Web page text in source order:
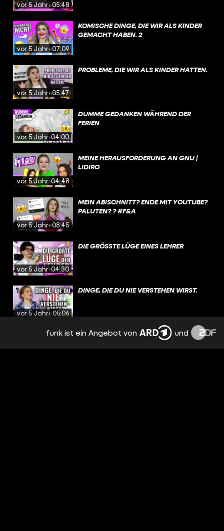
vor 5 Jahren05:48
vor 5 Jahren07:09
KOMISCHE DINGE, DIE WIR ALS KINDER
GEMACHT HABEN. 2
vor 5 Jahren05:47
PROBLEME, DIE WIR ALS KINDER HATTEN.
vor 5 Jahren04:00
DUMME GEDANKEN WÄHREND DER
FERIEN
vor 5 Jahren04:48
MEINE HERAUSFORDERUNG AN GNU |
LIDIRO
vor 5 Jahren08:45
MEIN ABISCHNITT? ENDE MIT YOUTUBE?
PALUTEN? ? #F&A
vor 5 Jahren04:30
DIE GRÖSSTE LÜGE EINES LEHRER
vor 5 Jahren05:06
DINGE, DIE DU NIE VERSTEHEN WIRST.
DUMME GEDANKEN EINER MÜCKE
funk ist ein Angebot von und